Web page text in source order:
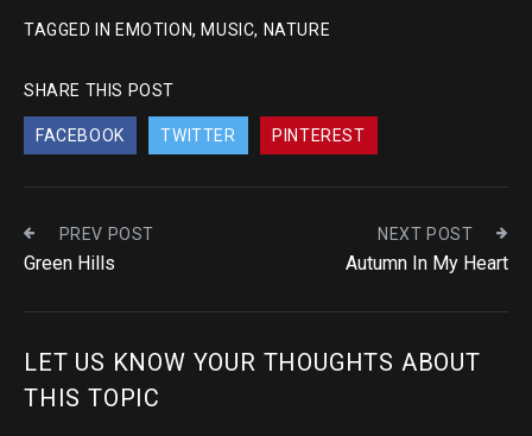
TAGGED IN EMOTION, MUSIC, NATURE
SHARE THIS POST
FACEBOOK TWITTER PINTEREST
PREV POST
Green Hills
NEXT POST
Autumn In My Heart
LET US KNOW YOUR THOUGHTS ABOUT
THIS TOPIC